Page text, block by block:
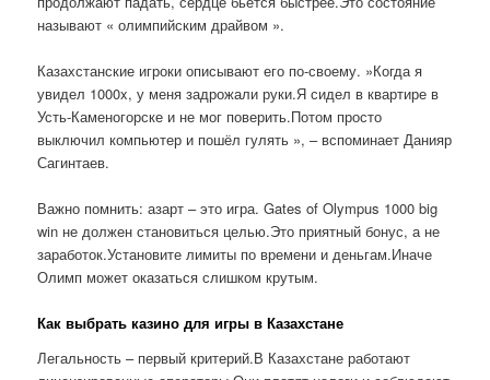
называют « олимпийским драйвом ».
Казахстанские игроки описывают его по-своему. »Когда я
увидел 1000x, у меня задрожали руки.Я сидел в квартире в
Усть-Каменогорске и не мог поверить.Потом просто
выключил компьютер и пошёл гулять », – вспоминает Данияр
Сагинтаев.
Важно помнить: азарт – это игра. Gates of Olympus 1000 big
win не должен становиться целью.Это приятный бонус, а не
заработок.Установите лимиты по времени и деньгам.Иначе
Олимп может оказаться слишком крутым.
Как выбрать казино для игры в Казахстане
Легальность – первый критерий.В Казахстане работают